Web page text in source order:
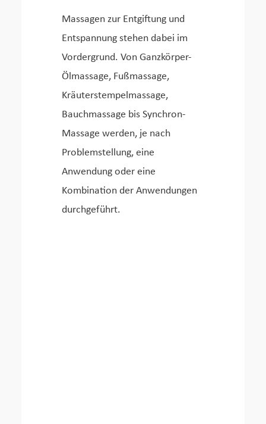
Massagen zur Entgiftung und
Entspannung stehen dabei im
Vordergrund. Von Ganzkörper-
Ölmassage, Fußmassage,
Kräuterstempelmassage,
Bauchmassage bis Synchron-
Massage werden, je nach
Problemstellung, eine
Anwendung oder eine
Kombination der Anwendungen
durchgeführt.